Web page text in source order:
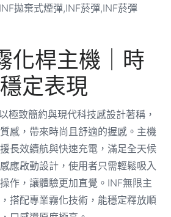
化桿主機｜時
定表現
極致簡約與現代科技感設計著稱，
感，帶來時尚且舒適的握感。主機
長效續航與快速充電，滿足全天候
應啟動設計，使用者只需輕鬆吸入
作，讓體驗更加直覺。INF無限主
搭配專業霧化技術，能穩定釋放順